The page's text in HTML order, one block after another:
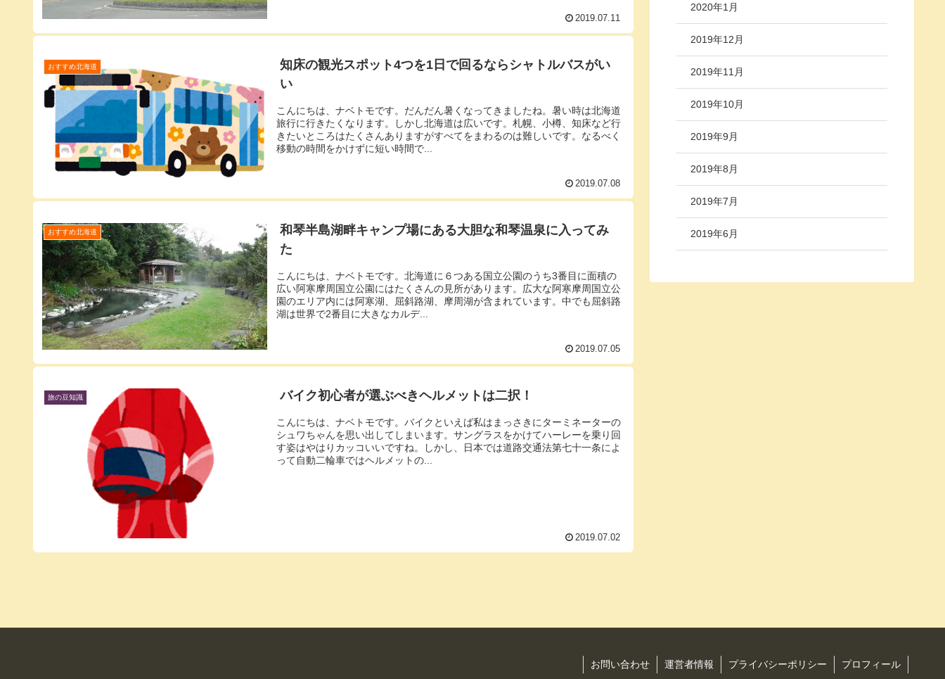
2019.07.11
おすすめ北海道
知床の観光スポット4つを1日で回るならシャトルバスがい
い
こんにちは、ナベトモです。だんだん暑くなってきましたね。暑い時は北海道
旅行に行きたくなります。しかし北海道は広いです。札幌、小樽、知床など行
きたいところはたくさんありますがすべてをまわるのは難しいです。なるべく
移動の時間をかけずに短い時間で...
2019.07.08
おすすめ北海道
和琴半島湖畔キャンプ場にある大胆な和琴温泉に入ってみ
た
こんにちは、ナベトモです。北海道に６つある国立公園のうち3番目に面積の
広い阿寒摩周国立公園にはたくさんの見所があります。広大な阿寒摩周国立公
園のエリア内には阿寒湖、屈斜路湖、摩周湖が含まれています。中でも屈斜路
湖は世界で2番目に大きなカルデ...
2019.07.05
旅の豆知識 バイク初心者が選ぶべきヘルメットは二択！
こんにちは、ナベトモです。バイクといえば私はまっさきにターミネーターの
シュワちゃんを思い出してしまいます。サングラスをかけてハーレーを乗り回
す姿はやはりカッコいいですね。しかし、日本では道路交通法第七十一条によ
って自動二輪車ではヘルメットの...
2019.07.02
2020年1月
2019年12月
2019年11月
2019年10月
2019年9月
2019年8月
2019年7月
2019年6月
お問い合わせ 運営者情報 プライバシーポリシー プロフィール